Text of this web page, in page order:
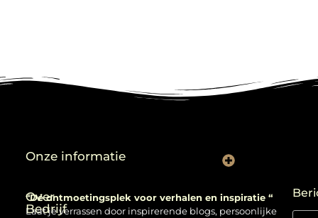
Over
Bedrijf
“Dé ontmoetingsplek voor verhalen en inspiratie “
Laat je verrassen door inspirerende blogs, persoonlijke
Onze informatie